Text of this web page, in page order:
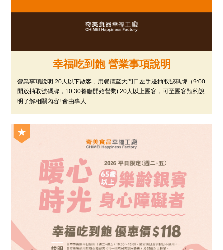
幸福吃到飽 營業事項說明
營業事項說明 20人以下散客，用餐請至大門口左手邊抽取號碼牌（9:00
開放抽取號碼牌，10:30餐廳開始營業) 20人以上團客，可至團客預約說
明了解相關內容! 會由專人....